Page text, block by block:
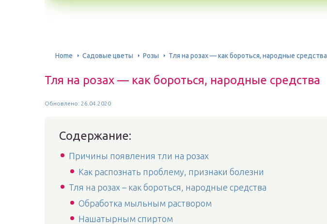
Home Садовые цветы Розы Тля на розах — как бороться, народные средства
Тля на розах — как бороться, народные средства
Обновлено: 26.04.2020
Содержание:
Причины появления тли на розах
Как распознать проблему, признаки болезни
Тля на розах – как бороться, народные средства
Обработка мыльным раствором
Нашатырным спиртом